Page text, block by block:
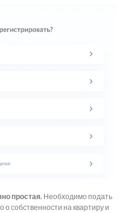
простая. Необходимо подать
о собственности на квартиру и